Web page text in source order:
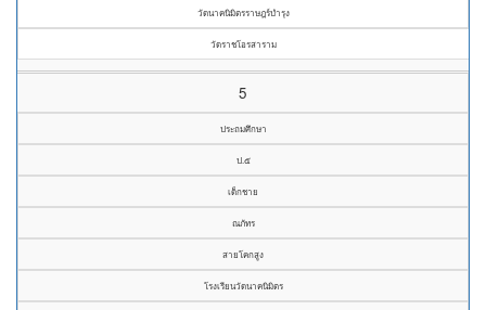
วัดนาคนิมิตรราษฎร์บำรุง
วัดราชโอรสาราม
5
ประถมศึกษา
ป.๕
เด็กชาย
ณภัทร
สายโคกสูง
โรงเรียนวัดนาคนิมิตร